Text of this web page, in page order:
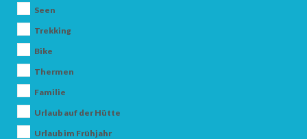
Seen
Trekking
Bike
Thermen
Familie
Urlaub auf der Hütte
Urlaub im Frühjahr